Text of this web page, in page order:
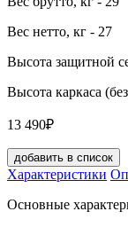
Вес нетто, кг - 27
Высота защитной
Высота каркаса
13 490₽
добавить в список
Характеристики
Основные